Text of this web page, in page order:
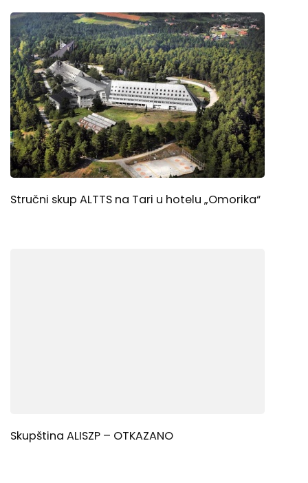
Stručni skup ALTTS na Tari u hotelu „Omorika“
Skupština ALISZP – OTKAZANO